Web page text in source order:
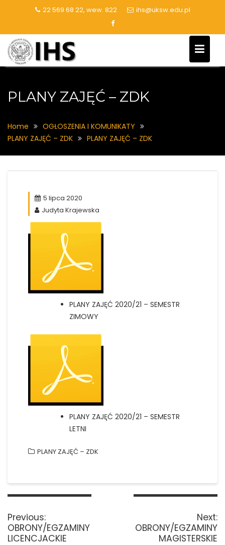
22 569 68 22, wew. 822 ihs@uksw.edu.pl
PLANY ZAJĘĆ – ZDK
Home
OGŁOSZENIA I KOMUNIKATY
PLANY ZAJĘĆ – ZDK
PLANY ZAJĘĆ – ZDK
5 lipca 2020
Judyta Krajewska
PLANY ZAJĘĆ 2020/21 – SEMESTR
ZIMOWY
PLANY ZAJĘĆ 2020/21 – SEMESTR
LETNI
PLANY ZAJĘĆ – ZDK
Nawigacja
Previous:Previous
post:
OBRONY/EGZAMINY
LICENCJACKIE
Next:
OBRONY/EGZAMINY
MAGISTERSKIE